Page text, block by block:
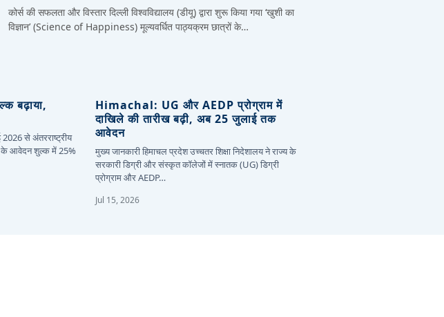
कोर्स की सफलता और विस्तार दिल्ली विश्वविद्यालय (डीयू) द्वारा शुरू किया गया ‘खुशी का
विज्ञान’ (Science of Happiness) मूल्यवर्धित पाठ्यक्रम छात्रों के…
बढ़ाया,
से अंतरराष्ट्रीय
के आवेदन शुल्क में 25%
Himachal: UG और AEDP प्रोग्राम में
दाखिले की तारीख बढ़ी, अब 25 जुलाई तक
आवेदन
मुख्य जानकारी हिमाचल प्रदेश उच्चतर शिक्षा निदेशालय ने राज्य के
सरकारी डिग्री और संस्कृत कॉलेजों में स्नातक (UG) डिग्री
प्रोग्राम और AEDP…
Jul 15, 2026